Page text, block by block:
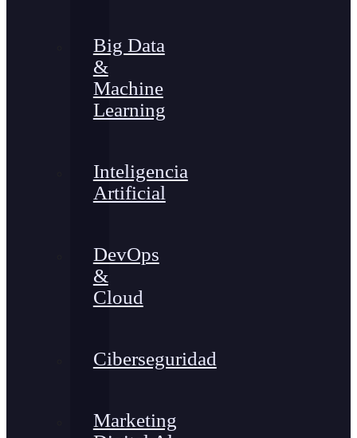
Big Data
&
Machine
Learning
Inteligencia
Artificial
DevOps
&
Cloud
Ciberseguridad
Marketing